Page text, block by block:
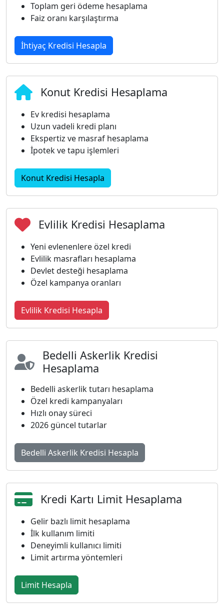
Toplam geri ödeme hesaplama
Faiz oranı karşılaştırma
İhtiyaç Kredisi Hesapla
Konut Kredisi Hesaplama
Ev kredisi hesaplama
Uzun vadeli kredi planı
Ekspertiz ve masraf hesaplama
İpotek ve tapu işlemleri
Konut Kredisi Hesapla
Evlilik Kredisi Hesaplama
Yeni evlenenlere özel kredi
Evlilik masrafları hesaplama
Devlet desteği hesaplama
Özel kampanya oranları
Evlilik Kredisi Hesapla
Bedelli Askerlik Kredisi
Hesaplama
Bedelli askerlik tutarı hesaplama
Özel kredi kampanyaları
Hızlı onay süreci
2026 güncel tutarlar
Bedelli Askerlik Kredisi Hesapla
Kredi Kartı Limit Hesaplama
Gelir bazlı limit hesaplama
İlk kullanım limiti
Deneyimli kullanıcı limiti
Limit artırma yöntemleri
Limit Hesapla